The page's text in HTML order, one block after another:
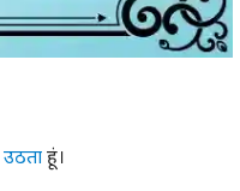
उठताहूं।